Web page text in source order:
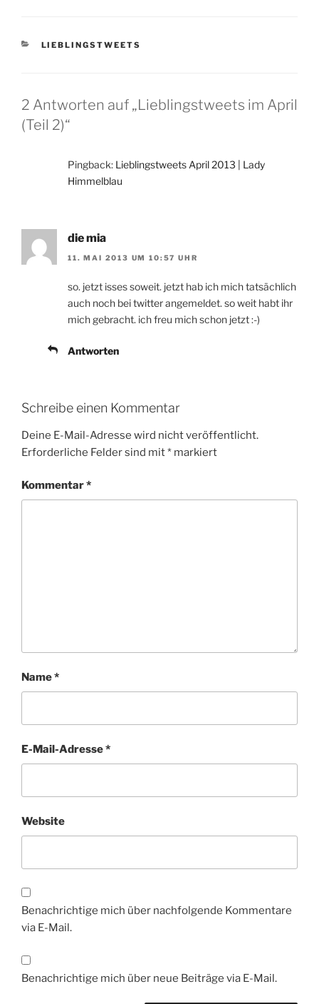
KATEGORIEN
LIEBLINGSTWEETS
2 Antworten auf „Lieblingstweets im April
(Teil 2)“
Pingback: Lieblingstweets April 2013 | Lady
Himmelblau
die mia
11. MAI 2013 UM 10:57 UHR
so. jetzt isses soweit. jetzt hab ich mich tatsächlich
auch noch bei twitter angemeldet. so weit habt ihr
mich gebracht. ich freu mich schon jetzt :-)
Antworten
Schreibe einen Kommentar
Deine E-Mail-Adresse wird nicht veröffentlicht.
Erforderliche Felder sind mit* markiert
Kommentar*
Name*
E-Mail-Adresse*
Website
Benachrichtige mich über nachfolgende Kommentare
via E-Mail.
Benachrichtige mich über neue Beiträge via E-Mail.